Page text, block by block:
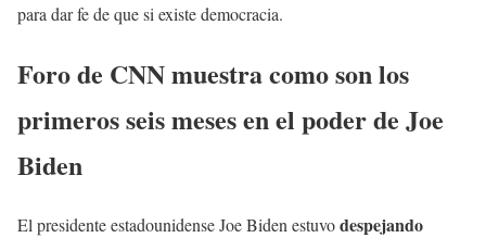
para dar fe de que si existe democracia.
Foro de CNN muestra como son los
primeros seis meses en el poder de Joe
Biden
El presidente estadounidense Joe Biden estuvodespejando